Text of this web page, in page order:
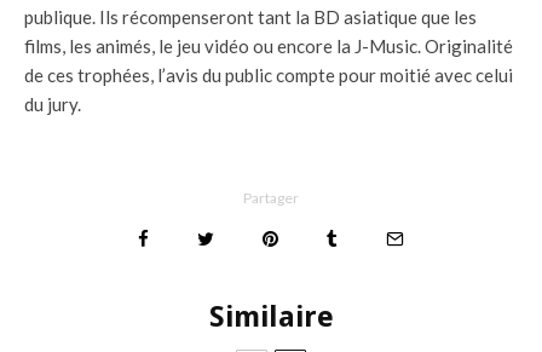
publique. Ils récompenseront tant la BD asiatique que les
films, les animés, le jeu vidéo ou encore la J-Music. Originalité
de ces trophées, l’avis du public compte pour moitié avec celui
du jury.
Partager
Similaire